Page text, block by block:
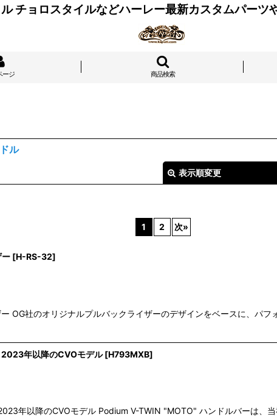
チョロスタイルなどハーレー最新カスタムパー
ージ 商品検索
ル
表示順変更
1 2 次»
ー [H-RS-32]
OG社のオリジナルプルバックライザーのデザインをベースに、パ
年以降のCVOモデル[H793MXB]
年以降のCVOモデル Podium V-TWIN "MOTO" ハンドルバーは、